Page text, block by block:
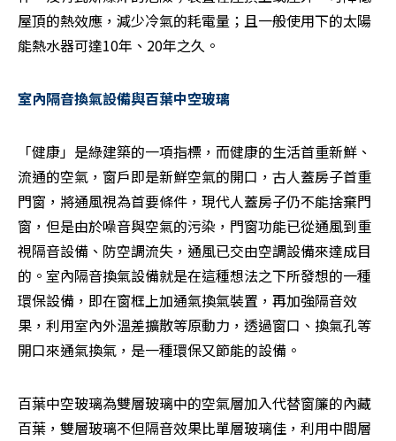
屋頂的熱效應，減少冷氣的耗電量；且一般使用下的太陽
能熱水器可達10年、20年之久。
室內隔音換氣設備與百葉中空玻璃
「健康」是綠建築的一項指標，而健康的生活首重新鮮、
流通的空氣，窗戶即是新鮮空氣的開口，古人蓋房子首重
門窗，將通風視為首要條件，現代人蓋房子仍不能捨棄門
窗，但是由於噪音與空氣的污染，門窗功能已從通風到重
視隔音設備、防空調流失，通風已交由空調設備來達成目
的。室內隔音換氣設備就是在這種想法之下所發想的一種
環保設備，即在窗框上加通氣換氣裝置，再加強隔音效
果，利用室內外溫差擴散等原動力，透過窗口、換氣孔等
開口來通氣換氣，是一種環保又節能的設備。
百葉中空玻璃為雙層玻璃中的空氣層加入代替窗簾的內藏
百葉，雙層玻璃不但隔音效果比單層玻璃佳，利用中間層